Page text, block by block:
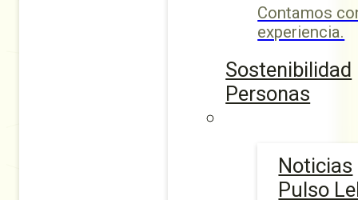
Contamos
experiencia.
Sostenibilidad
Personas
Noticias
Pulso